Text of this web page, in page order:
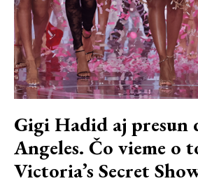
Gigi Hadid aj presun
Angeles. Čo vieme o
Victoria’s Secret